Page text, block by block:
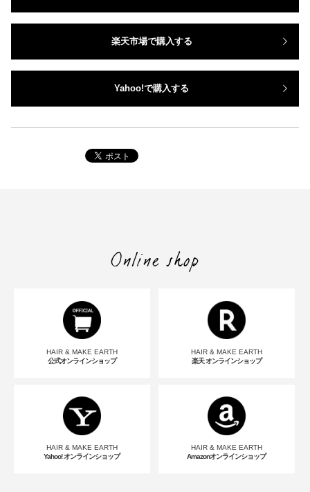
楽天市場で購入する
Yahoo!で購入する
Online shop
HAIR & MAKE EARTH
公式オンラインショップ
HAIR & MAKE EARTH
楽天 オンラインショップ
HAIR & MAKE EARTH
Yahoo! オンラインショップ
HAIR & MAKE EARTH
Amazonオンラインショップ